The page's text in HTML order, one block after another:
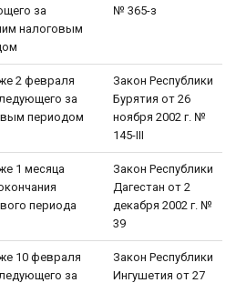
за
налоговым
№ 365-з
2 февраля
за
периодом
Закон Республики
Бурятия от 26
ноября 2002 г. №
145-III
1 месяца
периода
Закон Республики
Дагестан от 2
декабря 2002 г. №
39
10 февраля
за
Закон Республики
Ингушетия от 27